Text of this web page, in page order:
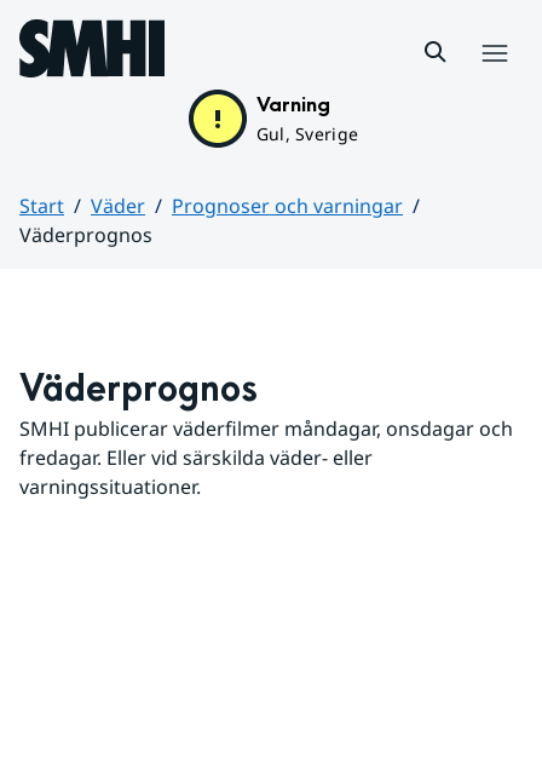
Hoppa till sidans innehåll
Varning
Gul, Sverige
Start Väder
Prognoser och varningar
Väderprognos
Väderprognos
SMHI publicerar väderfilmer måndagar, onsdagar och
fredagar. Eller vid särskilda väder- eller
varningssituationer.